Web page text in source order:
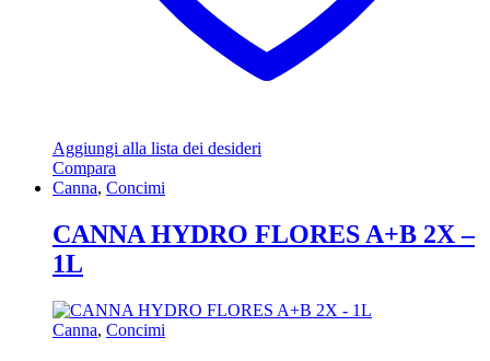
Aggiungi alla lista dei desideri
Compara
Canna, Concimi
CANNA HYDRO FLORES A+B 2X –
1L
Canna, Concimi